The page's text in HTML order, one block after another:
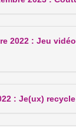
2022 : Jeu
: Je(ux)